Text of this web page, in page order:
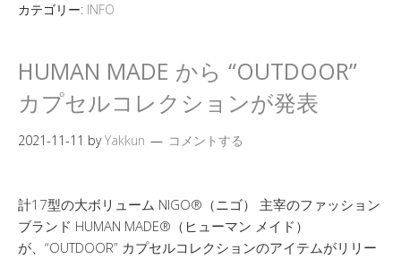
カテゴリー: INFO
HUMAN MADE から “OUTDOOR”
カプセルコレクションが発表
2021-11-11 byYakkun コメントする
計17型の大ボリューム NIGO®（ニゴ） 主宰のファッション
ブランド HUMAN MADE®（ヒューマン メイド）
が、“OUTDOOR” カプセルコレクションのアイテムがリリー